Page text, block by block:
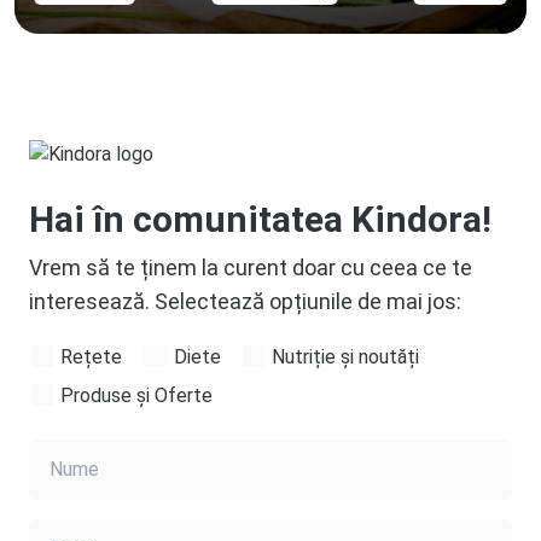
Hai în comunitatea Kindora!
Vrem să te ținem la curent doar cu ceea ce te
interesează. Selectează opțiunile de mai jos:
Rețete Diete
Nutriție și noutăți
Produse și Oferte